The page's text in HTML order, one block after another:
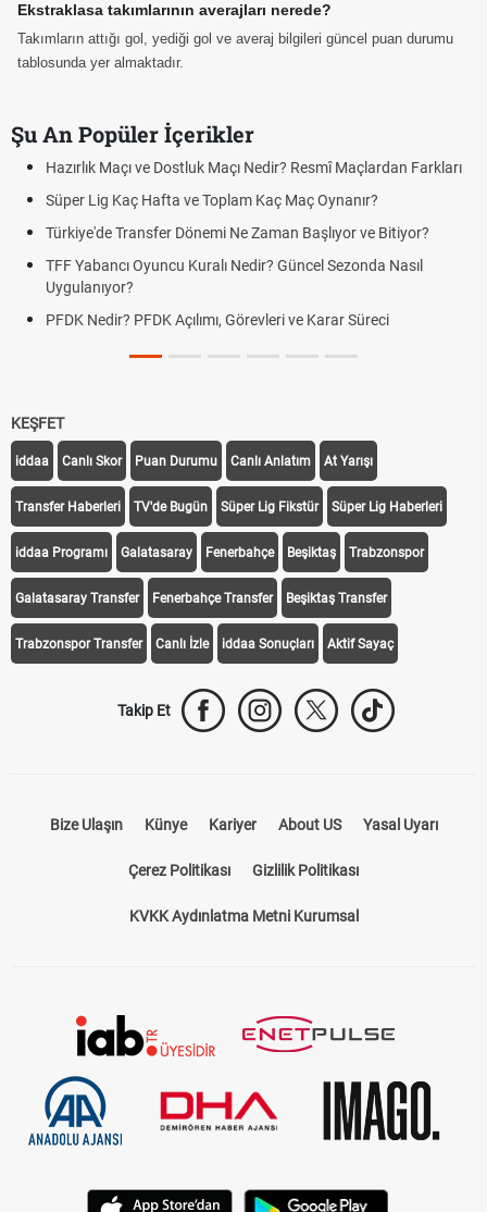
Ekstraklasa takımlarının averajları nerede?
Takımların attığı gol, yediği gol ve averaj bilgileri güncel puan durumu
tablosunda yer almaktadır.
Şu An Popüler İçerikler
Hazırlık Maçı ve Dostluk Maçı Nedir? Resmî Maçlardan Farkları
Süper Lig Kaç Hafta ve Toplam Kaç Maç Oynanır?
Türkiye'de Transfer Dönemi Ne Zaman Başlıyor ve Bitiyor?
TFF Yabancı Oyuncu Kuralı Nedir? Güncel Sezonda Nasıl
Uygulanıyor?
PFDK Nedir? PFDK Açılımı, Görevleri ve Karar Süreci
KEŞFET
iddaa Canlı Skor Puan Durumu Canlı Anlatım At Yarışı
Transfer Haberleri TV'de Bugün Süper Lig Fikstür Süper Lig Haberleri
iddaa Programı Galatasaray Fenerbahçe Beşiktaş Trabzonspor
Galatasaray Transfer Fenerbahçe Transfer Beşiktaş Transfer
Trabzonspor Transfer Canlı İzle iddaa Sonuçları Aktif Sayaç
Takip Et
Bize Ulaşın Künye Kariyer About US Yasal Uyarı
Çerez Politikası Gizlilik Politikası
KVKK Aydınlatma Metni Kurumsal